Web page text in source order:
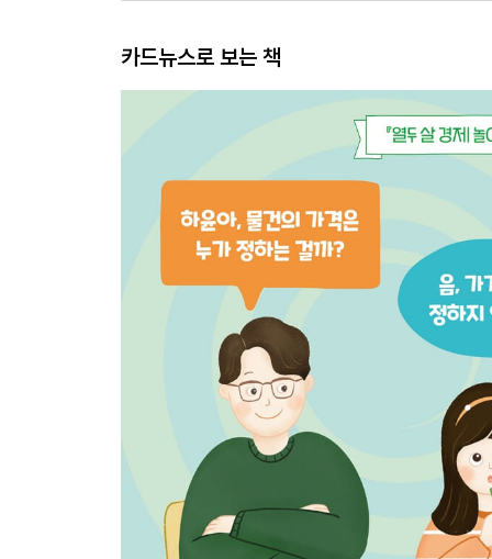
카드뉴스로 보는 책